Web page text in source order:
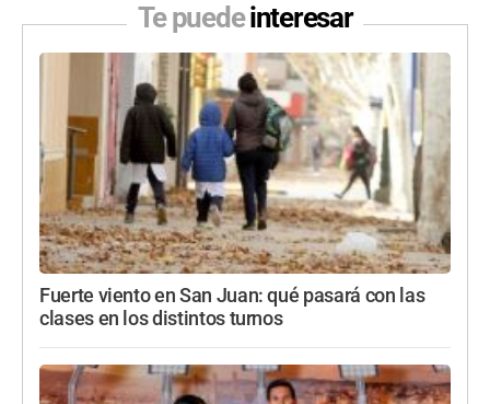
Te puedeinteresar
Fuerte viento en San Juan: qué pasará con las
clases en los distintos turnos